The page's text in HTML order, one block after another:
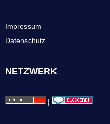
Impressum
Datenschutz
NETZWERK
|